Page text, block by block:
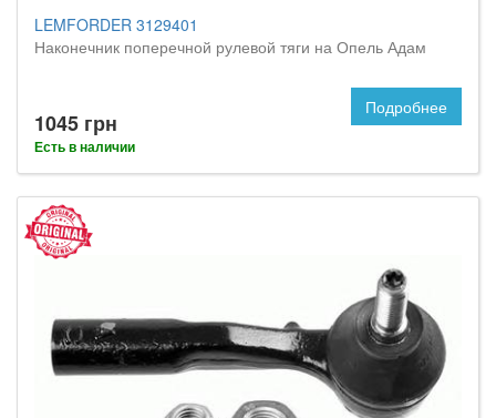
LEMFORDER 3129401
Наконечник поперечной рулевой тяги на Опель Адам
1045 грн
Есть в наличии
Подробнее